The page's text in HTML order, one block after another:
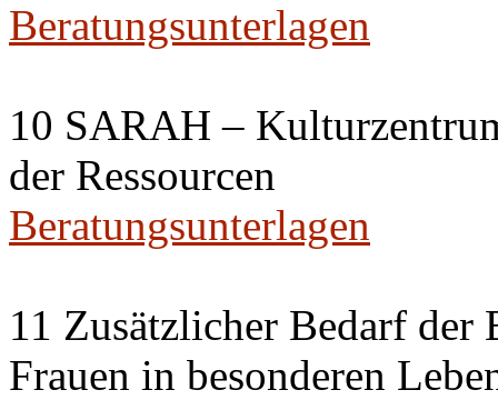
Beratungsunterlagen
10 SARAH –
der Ressourcen
Beratungsunterlagen
11 Zusätzlicher Bedarf
Frauen in besonderen